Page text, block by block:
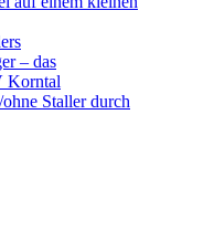
– das
Korntal
Staller durch